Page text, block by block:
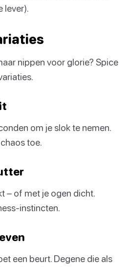
lever).
nippen voor glorie? Spice
om je slok te nemen.
toe.
– of met je ogen dicht.
instincten.
een beurt. Degene die als